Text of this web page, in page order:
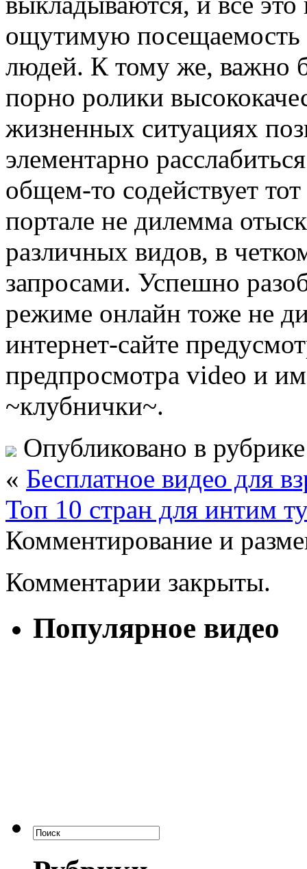
ощутимую посещаемость
людей. К тому же, важно
порно ролики
жизненных ситуациях
элементарно
общем-то содействует
портале не дилемма
различных видов, в
запросами. Успешно
режиме онлайн тоже не
интернет-сайте
предпросмотра video и
~клубнички~.
Опубликовано в
« Бесплатное видео для
Топ 10 стран для интим
Комментирование и
Комментарии закрыты.
Популярное видео